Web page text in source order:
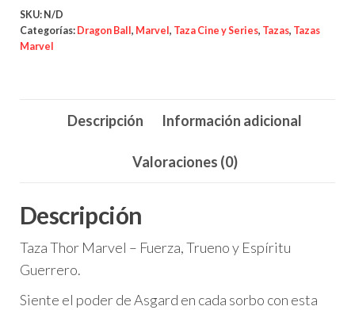
cantidad
SKU: N/D
Categorías: Dragon Ball , Marvel , Taza Cine y Series, Tazas, Tazas
Marvel
Descripción Información adicional
Valoraciones (0)
Descripción
Taza Thor Marvel – Fuerza, Trueno y Espíritu
Guerrero.
Siente el poder de Asgard en cada sorbo con esta